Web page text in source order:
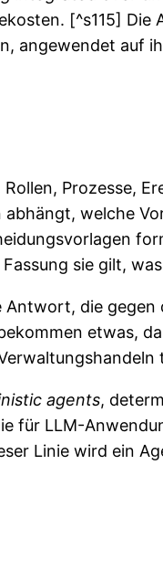
[^s115] Die
angewendet auf
Prozesse,
welche
sie gilt,
die gegen
etwas,
agents,
für LLM-
Linie wird ein